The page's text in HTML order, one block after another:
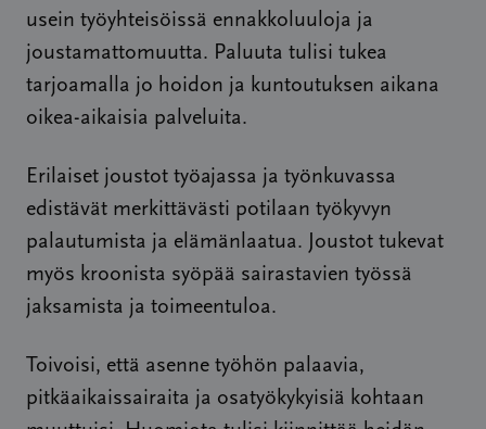
usein työyhteisöissä ennakkoluuloja ja
joustamattomuutta. Paluuta tulisi tukea
tarjoamalla jo hoidon ja kuntoutuksen aikana
oikea-aikaisia palveluita.
Erilaiset joustot työajassa ja työnkuvassa
edistävät merkittävästi potilaan työkyvyn
palautumista ja elämänlaatua. Joustot tukevat
myös kroonista syöpää sairastavien työssä
jaksamista ja toimeentuloa.
Toivoisi, että asenne työhön palaavia,
pitkäaikaissairaita ja osatyökykyisiä kohtaan